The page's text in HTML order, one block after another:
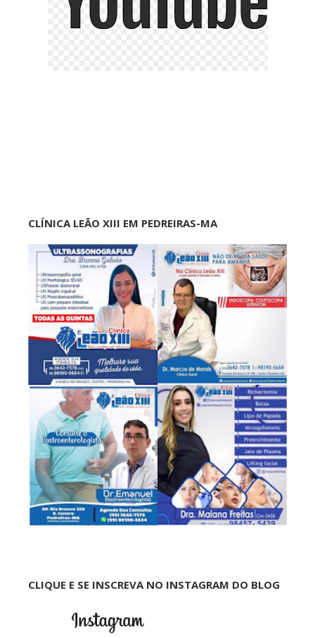
CLÍNICA LEÃO XIII EM PEDREIRAS-MA
CLIQUE E SE INSCREVA NO INSTAGRAM DO BLOG